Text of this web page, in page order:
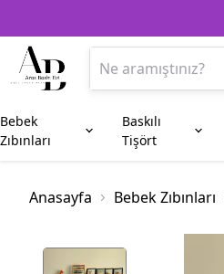
Bebek
Zıbınları
Anne
Amca
Baskılı
Tişört
Aile Kombin
Beşiktaş
Kupa Bardak
Anneye Hediyeler
Anasayfa Bebek Zıbınları